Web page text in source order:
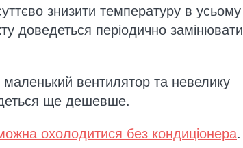
знизити температуру в усьому
доведеться періодично замінювати
вентилятор та невелику
ще дешевше.
охолодитися без кондиціонера.